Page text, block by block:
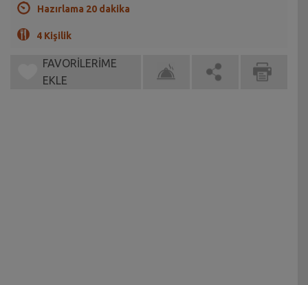
Hazırlama 20 dakika
4 Kişilik
FAVORİLERİME
EKLE